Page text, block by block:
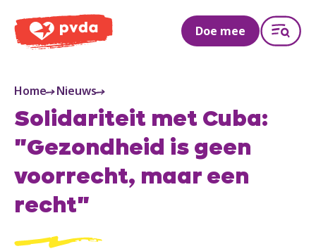
PVDA
Doe mee
Home Nieuws
Solidariteit met Cuba:
"Gezondheid is geen
voorrecht, maar een
recht"